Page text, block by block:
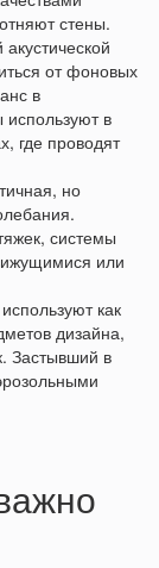
стены.
от фоновых
в
в
где проводят
но
системы
или
как
дизайна,
Застывший в